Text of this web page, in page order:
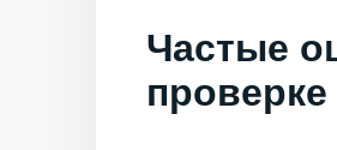
Частые
проверке